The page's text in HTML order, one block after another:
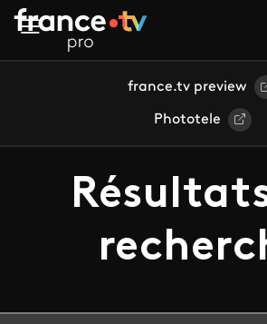
Aller au contenu principal
france.tv preview
Phototele